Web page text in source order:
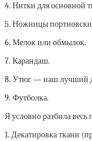
4. Нитки для основной
5. Ножницы
6. Мелок или обмылок.
7. Карандаш.
8. Утюг — наш лучший
9. Футболка.
Я условно разбила весь
1. Декатировка ткани